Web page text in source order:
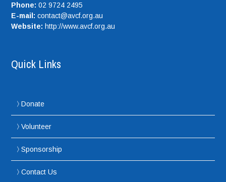
Phone: 02 9724 2495
E-mail: contact@avcf.org.au
Website: http://www.avcf.org.au
Quick Links
Donate
Volunteer
Sponsorship
Contact Us